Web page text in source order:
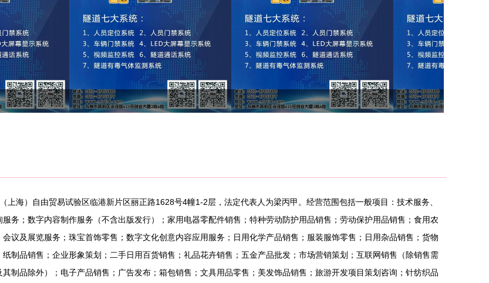
上海）自由贸易试验区临港新片区丽正路1628号4幢1-2层，法定代表人为梁丙甲。经营范围包括一般项目：技术服务、
务；数字内容制作服务（不含出版发行）；家用电器零配件销售；特种劳动防护用品销售；劳动保护用品销售；食用农
议及展览服务；珠宝首饰零售；数字文化创意内容应用服务；日用化学产品销售；服装服饰零售；日用杂品销售；货物
制品销售；企业形象策划；二手日用百货销售；礼品花卉销售；五金产品批发；市场营销策划；互联网销售（除销售需
制品除外）；电子产品销售；广告发布；箱包销售；文具用品零售；美发饰品销售；旅游开发项目策划咨询；针纺织品